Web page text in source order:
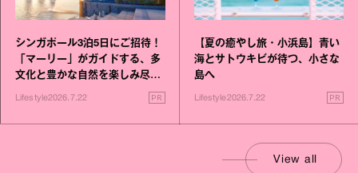
シンガポール3泊5日にご招待！
「マーリー」がガイドする、多
文化と豊かな自然を楽しみ尽く
Lifestyle2026.7.22 PR
【夏の癒やし旅・小浜島】青い
海とサトウキビが待つ、小さな
島へ
Lifestyle2026.7.22 PR
View all